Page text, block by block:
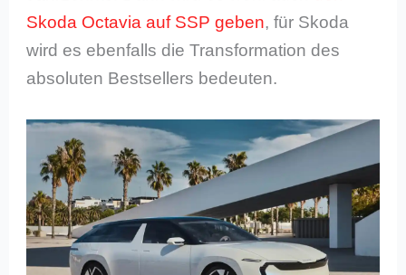
Skoda Octavia auf SSP geben, für Skoda
wird es ebenfalls die Transformation des
absoluten Bestsellers bedeuten.